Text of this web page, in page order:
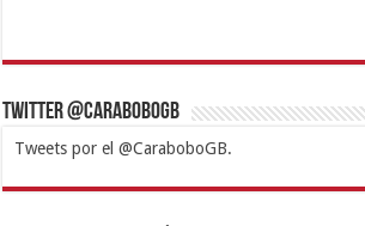
Twitter @CaraboboGB
Tweets por el @CaraboboGB.
1xbetBetturkeyBetistKralbetSupertotobet
https://mvbcasino.com/